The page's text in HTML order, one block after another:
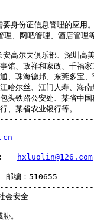
身份证信息管理的应用
、网吧管理、酒店管理
高尔夫俱乐部、深圳高
、政祥和家政、千福家
珠海德邦、东莞多宝、
尔丝、江门人寿、海南
铁路公安处、某省中国
某省农业银行等。
hxluolin@126.com
编：510655
安全
胁。